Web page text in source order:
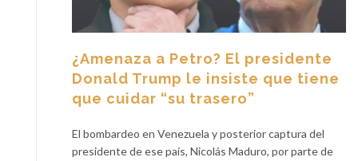
¿Amenaza a Petro? El presidente
Donald Trump le insiste que tiene
que cuidar “su trasero”
El bombardeo en Venezuela y posterior captura del
presidente de ese país, Nicolás Maduro, por parte de